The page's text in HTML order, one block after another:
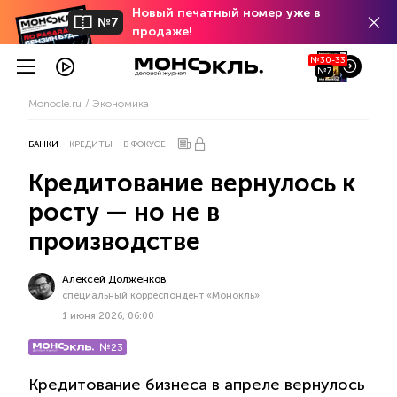
№7
Новый печатный номер уже в
продаже!
№30-33
№7
Monocle.ru Экономика
БАНКИ КРЕДИТЫ В ФОКУСЕ
Кредитование вернулось к
росту — но не в
производстве
Алексей Долженков
специальный корреспондент «Монокль»
1 июня 2026, 06:00
№23
Кредитование бизнеса в апреле вернулось